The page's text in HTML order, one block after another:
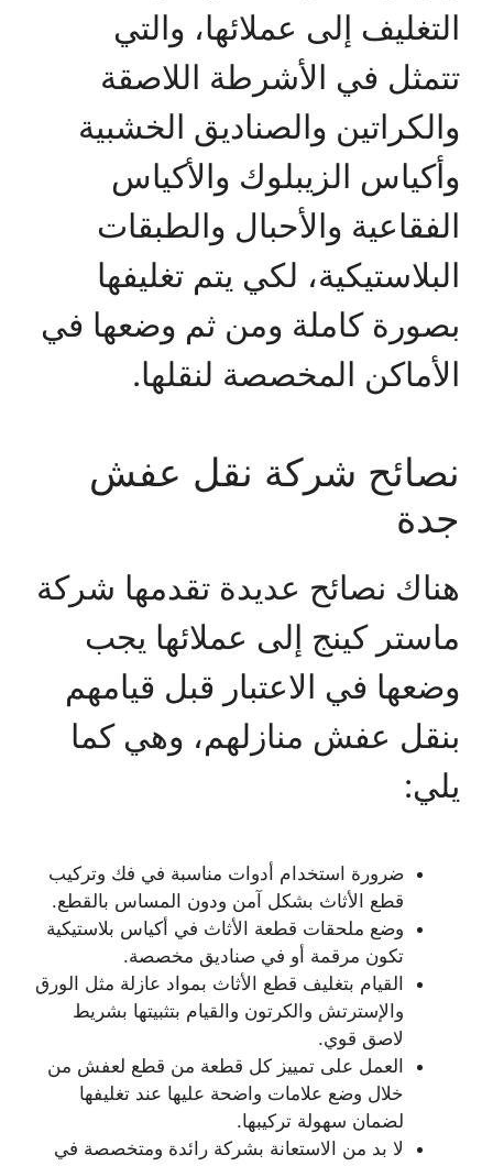
التغليف إلى عملائها، والتي
تتمثل في الأشرطة اللاصقة
والكراتين والصناديق الخشبية
وأكياس الزيبلوك والأكياس
الفقاعية والأحبال والطبقات
البلاستيكية، لكي يتم تغليفها
بصورة كاملة ومن ثم وضعها في
الأماكن المخصصة لنقلها.
نصائح شركة نقل عفش
جدة
هناك نصائح عديدة تقدمها شركة
ماستر كينج إلى عملائها يجب
وضعها في الاعتبار قبل قيامهم
بنقل عفش منازلهم، وهي كما
يلي:
ضرورة استخدام أدوات مناسبة في فك وتركيب
قطع الأثاث بشكل آمن ودون المساس بالقطع.
وضع ملحقات قطعة الأثاث في أكياس بلاستيكية
تكون مرقمة أو في صناديق مخصصة.
القيام بتغليف قطع الأثاث بمواد عازلة مثل الورق
والإسترتش والكرتون والقيام بتثبيتها بشريط
لاصق قوي.
العمل على تمييز كل قطعة من قطع لعفش من
خلال وضع علامات واضحة عليها عند تغليفها
لضمان سهولة تركيبها.
لا بد من الاستعانة بشركة رائدة ومتخصصة في